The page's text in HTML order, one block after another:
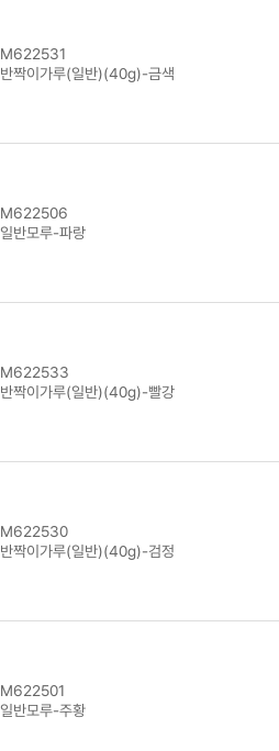
M622531
반짝이가루(일반)(40g)-금색
M622506
일반모루-파랑
M622533
반짝이가루(일반)(40g)-빨강
M622530
반짝이가루(일반)(40g)-검정
M622501
일반모루-주황